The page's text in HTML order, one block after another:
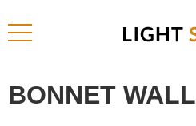
BONNET WALL